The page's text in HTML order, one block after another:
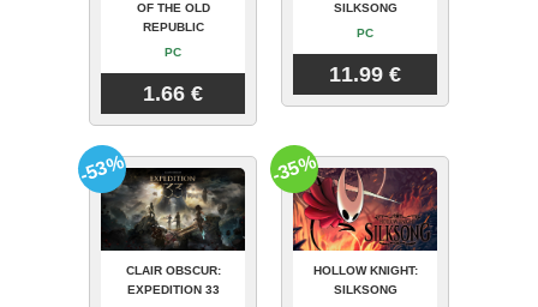
OF THE OLD
REPUBLIC
PC
1.66 €
SILKSONG
PC
11.99 €
CLAIR OBSCUR:
EXPEDITION 33
-53%
HOLLOW KNIGHT:
SILKSONG
-35%